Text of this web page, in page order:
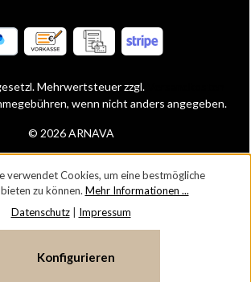
© 2026 ARNAVA
Mehrwertsteuer zzgl.
wenn nicht anders angegeben.
verwendet Cookies, um eine bestmögliche
zu können. Mehr Informationen ...
Datenschutz| Impressum
Konfigurieren